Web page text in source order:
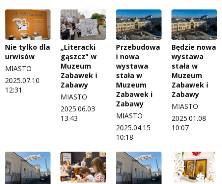
Nie tylko dla
urwisów
MIASTO
2025.07.10
12:31
„Literacki
gąszcz" w
Muzeum
Zabawek i
Zabawy
MIASTO
2025.06.03
13:43
Przebudowa
i nowa
wystawa
stała w
Muzeum
Zabawek i
Zabawy
MIASTO
2025.04.15
10:18
Będzie nowa
wystawa
stała w
Muzeum
Zabawek i
Zabawy
MIASTO
2025.01.08
10:07